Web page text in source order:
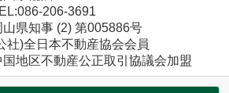
206-3691
山県知事 (2) 第005886号
社)全日本不動産協会会員
国地区不動産公正取引協議会加盟